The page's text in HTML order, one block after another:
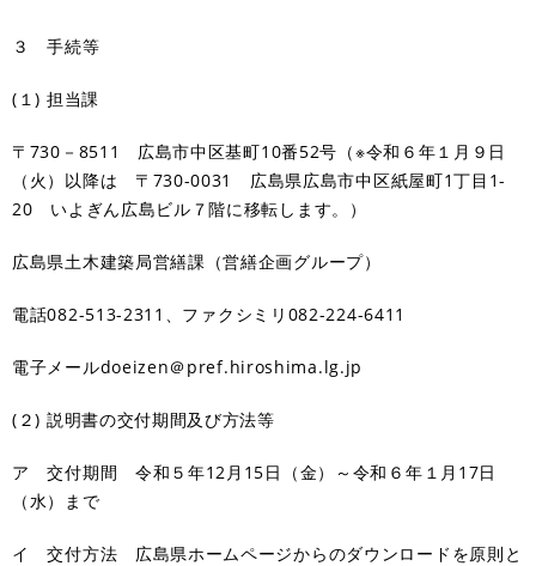
３ 手続等
(１) 担当課
〒730－8511 広島市中区基町10番52号（※令和６年１月９日
（火）以降は 〒730-0031 広島県広島市中区紙屋町1丁目1-
20 いよぎん広島ビル７階に移転します。）
広島県土木建築局営繕課（営繕企画グループ）
電話082-513-2311、ファクシミリ082-224-6411
電子メールdoeizen＠pref.hiroshima.lg.jp
(２) 説明書の交付期間及び方法等
ア 交付期間 令和５年12月15日（金）～令和６年１月17日
（水）まで
イ 交付方法 広島県ホームページからのダウンロードを原則と